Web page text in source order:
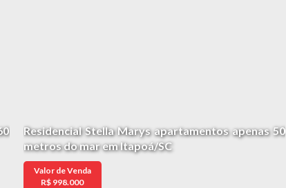
Residencial Stella Marys apartamentos apenas 50
metros do mar em Itapoá/SC
R$ 998.000
Valor de Venda